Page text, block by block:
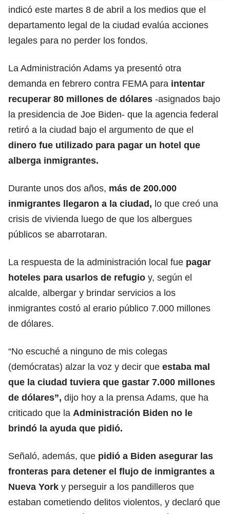
indicó este martes 8 de abril a los medios que el
departamento legal de la ciudad evalúa acciones
legales para no perder los fondos.
La Administración Adams ya presentó otra
demanda en febrero contra FEMA para intentar
recuperar 80 millones de dólares -asignados bajo
la presidencia de Joe Biden- que la agencia federal
retiró a la ciudad bajo el argumento de que el
dinero fue utilizado para pagar un hotel que
alberga inmigrantes.
Durante unos dos años, más de 200.000
inmigrantes llegaron a la ciudad, lo que creó una
crisis de vivienda luego de que los albergues
públicos se abarrotaran.
La respuesta de la administración local fue pagar
hoteles para usarlos de refugio y, según el
alcalde, albergar y brindar servicios a los
inmigrantes costó al erario público 7.000 millones
de dólares.
“No escuché a ninguno de mis colegas
(demócratas) alzar la voz y decir que estaba mal
que la ciudad tuviera que gastar 7.000 millones
de dólares”, dijo hoy a la prensa Adams, que ha
criticado que la Administración Biden no le
brindó la ayuda que pidió.
Señaló, además, que pidió a Biden asegurar las
fronteras para detener el flujo de inmigrantes a
Nueva York y perseguir a los pandilleros que
estaban cometiendo delitos violentos, y declaró que